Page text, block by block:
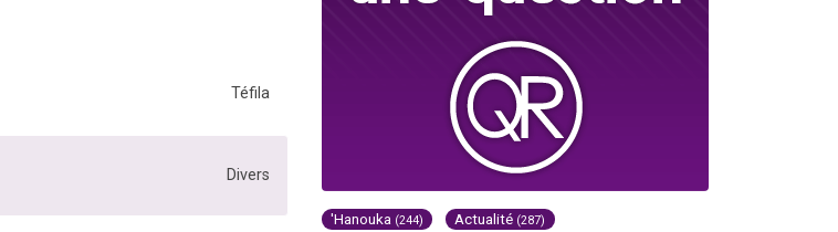
Téfila
Divers
'Hanouka (244) Actualité (287)